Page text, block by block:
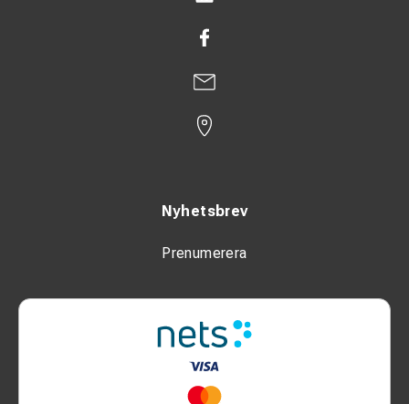
Nyhetsbrev
Prenumerera